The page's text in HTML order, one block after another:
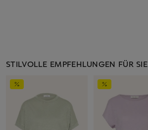
STILVOLLE EMPFEHLUNGEN FÜR SIE